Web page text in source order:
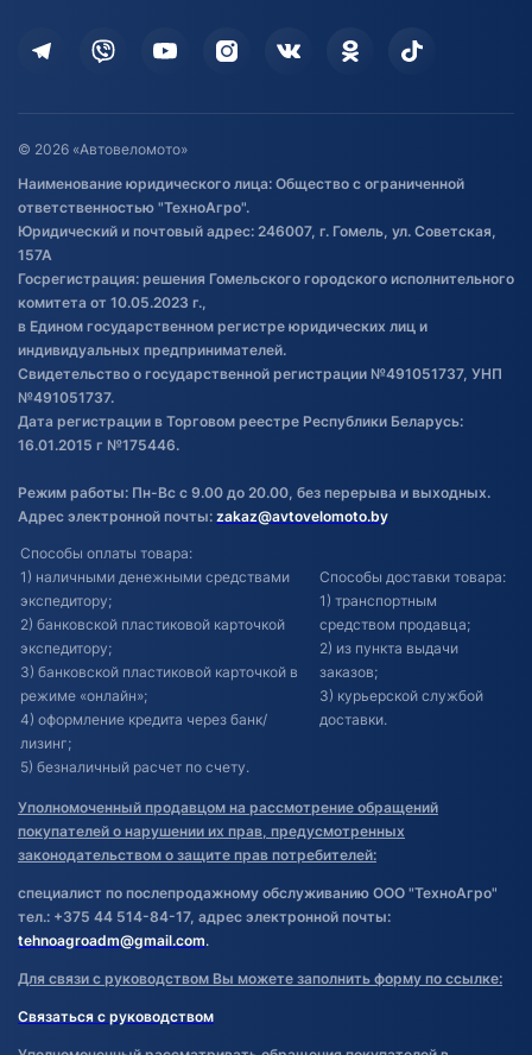
Дополнительные услуги
Оставить отзыв
Договор публичной оферты
Обработка файлов cookie
Постановка транспорта на учет
Обновления в ЭПТС 2024
© 2026 «Автовеломото»
Наименование юридического лица: Общество с ограниченной
ответственностью "ТехноАгро".
Юридический и почтовый адрес: 246007, г. Гомель, ул. Советская,
157А
Госрегистрация: решения Гомельского городского исполнительного
комитета от 10.05.2023 г.,
в Едином государственном регистре юридических лиц и
индивидуальных предпринимателей.
Свидетельство о государственной регистрации №491051737, УНП
№491051737.
Дата регистрации в Торговом реестре Республики Беларусь:
16.01.2015 г №175446.
Режим работы: Пн-Вс с 9.00 до 20.00, без перерыва и выходных.
Адрес электронной почты: zakaz@avtovelomoto.by
Способы оплаты товара:
1) наличными денежными средствами
экспедитору;
2) банковской пластиковой карточкой
экспедитору;
3) банковской пластиковой карточкой в
режиме «онлайн»;
4) оформление кредита через банк/
лизинг;
5) безналичный расчет по счету.
Способы доставки товара:
1) транспортным
средством продавца;
2) из пункта выдачи
заказов;
3) курьерской службой
доставки.
Уполномоченный продавцом на рассмотрение обращений
покупателей о нарушении их прав, предусмотренных
законодательством о защите прав потребителей:
специалист по послепродажному обслуживанию ООО "ТехноАгро"
тел.: +375 44 514-84-17, адрес электронной почты:
tehnoagroadm@gmail.com.
Для связи с руководством Вы можете заполнить форму по ссылке:
Связаться с руководством